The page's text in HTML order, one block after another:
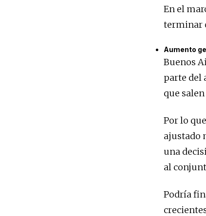
En el
terminar
Aumento
Buenos
parte del
que
Por lo
ajustado
una
al
Podría